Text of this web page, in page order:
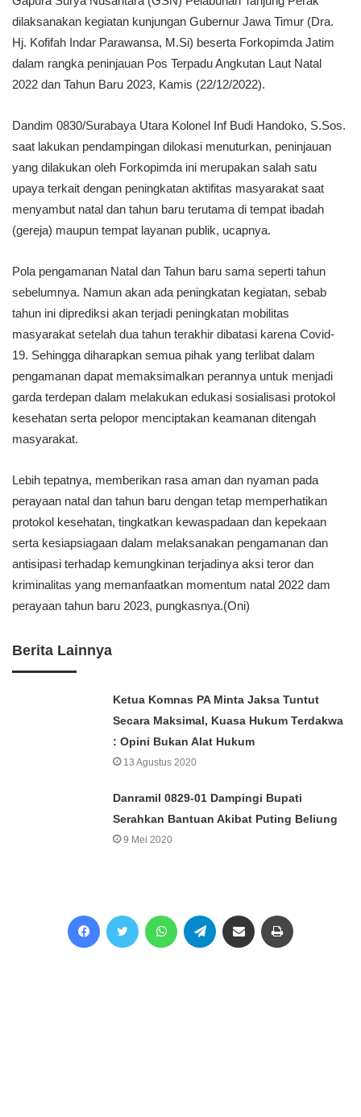
dilaksanakan kegiatan kunjungan Gubernur Jawa Timur (Dra.
Hj. Kofifah Indar Parawansa, M.Si) beserta Forkopimda Jatim
dalam rangka peninjauan Pos Terpadu Angkutan Laut Natal
2022 dan Tahun Baru 2023, Kamis (22/12/2022).
Dandim 0830/Surabaya Utara Kolonel Inf Budi Handoko, S.Sos.
saat lakukan pendampingan dilokasi menuturkan, peninjauan
yang dilakukan oleh Forkopimda ini merupakan salah satu
upaya terkait dengan peningkatan aktifitas masyarakat saat
menyambut natal dan tahun baru terutama di tempat ibadah
(gereja) maupun tempat layanan publik, ucapnya.
Pola pengamanan Natal dan Tahun baru sama seperti tahun
sebelumnya. Namun akan ada peningkatan kegiatan, sebab
tahun ini diprediksi akan terjadi peningkatan mobilitas
masyarakat setelah dua tahun terakhir dibatasi karena Covid-
19. Sehingga diharapkan semua pihak yang terlibat dalam
pengamanan dapat memaksimalkan perannya untuk menjadi
garda terdepan dalam melakukan edukasi sosialisasi protokol
kesehatan serta pelopor menciptakan keamanan ditengah
masyarakat.
Lebih tepatnya, memberikan rasa aman dan nyaman pada
perayaan natal dan tahun baru dengan tetap memperhatikan
protokol kesehatan, tingkatkan kewaspadaan dan kepekaan
serta kesiapsiagaan dalam melaksanakan pengamanan dan
antisipasi terhadap kemungkinan terjadinya aksi teror dan
kriminalitas yang memanfaatkan momentum natal 2022 dam
perayaan tahun baru 2023, pungkasnya.(Oni)
Berita Lainnya
Ketua Komnas PA Minta Jaksa Tuntut
Secara Maksimal, Kuasa Hukum Terdakwa
: Opini Bukan Alat Hukum
13 Agustus 2020
Danramil 0829-01 Dampingi Bupati
Serahkan Bantuan Akibat Puting Beliung
9 Mei 2020